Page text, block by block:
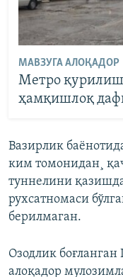
МАВЗУГА АЛОҚАДОР
Метро
ҳамқишлоқ
Вазирлик
ким томонидан¸
туннелини
рухсатномаси
берилмаган.
Озодлик
алоқадор